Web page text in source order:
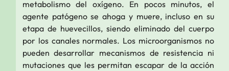
metabolismo del oxígeno. En pocos minutos, el
agente patógeno se ahoga y muere, incluso en su
etapa de huevecillos, siendo eliminado del cuerpo
por los canales normales. Los microorganismos no
pueden desarrollar mecanismos de resistencia ni
mutaciones que les permitan escapar de la acción